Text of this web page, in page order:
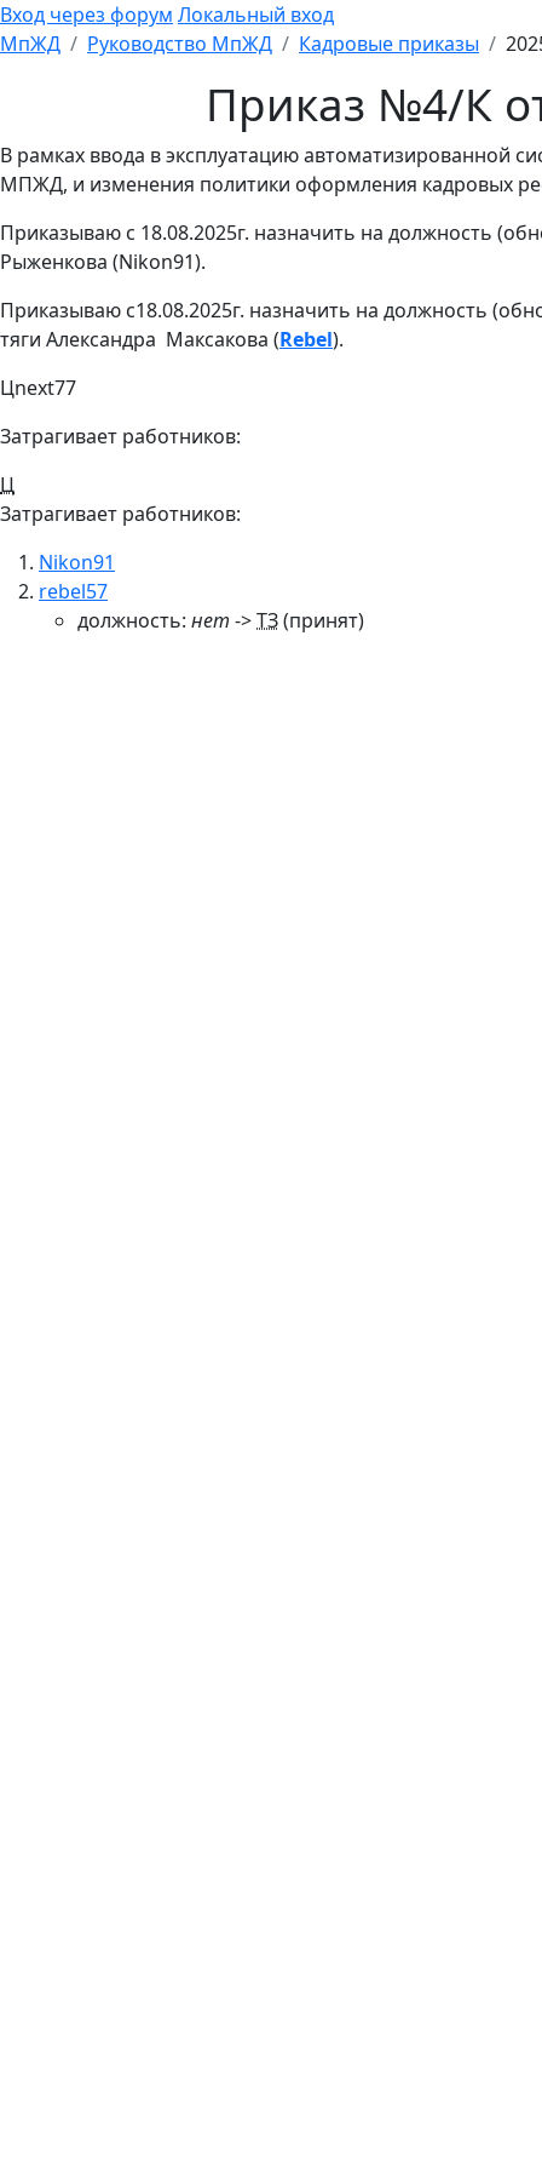
Вход через форум Локальный вход
МпЖД
Руководство МпЖД Кадровые приказы
Приказ №4/К
В рамках ввода в эксплуатацию автоматизированной
МПЖД, и изменения политики оформления кадровых
Приказываю с 18.08.2025г. назначить на должность
Рыженкова (Nikon91).
Приказываю с18.08.2025г. назначить на должность
тяги Александра Максакова (Rebel).
Цnext77
Затрагивает работников:
Ц
Затрагивает работников:
Nikon91
rebel57
должность: нет ->ТЗ(принят)